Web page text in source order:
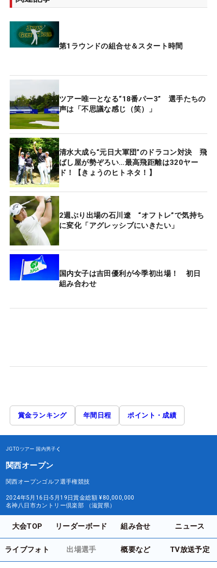
第1ラウンドの組合せ＆スタート時間
ツアー唯一となる“18番パー3” 選手たちの
声は「不思議な感じ（笑）」
清水大成ら“元日大軍団”のドラコン対決 飛
ばし屋が勢ぞろい…最高飛距離は320ヤー
ド！【きょうのヒトネタ！】
2週ぶり出場の石川遼 “オフトレ”で気持ち
に変化「アグレッシブにいきたい」
国内女子は吉田優利が今季初出場！ 初日
組み合わせ
賞金ランキング 年間日程 ポイント・成績
JGTOツアー 国内男子
関西オープン
関西オープンゴルフ選手権競技
2024年5月16日-5月19日賞金総額 ¥80,000,000
名神八日市カントリー倶楽部 （滋賀県）
大会TOP リーダーボード 組み合せ ニュース
ライブフォト 出場選手 概要など TV放送予定